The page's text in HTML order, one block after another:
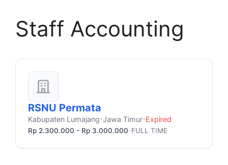
Staff Accounting
RSNU Permata
Kabupaten Lumajang•Jawa Timur•Expired
Rp 2.300.000 - Rp 3.000.000 •FULL TIME